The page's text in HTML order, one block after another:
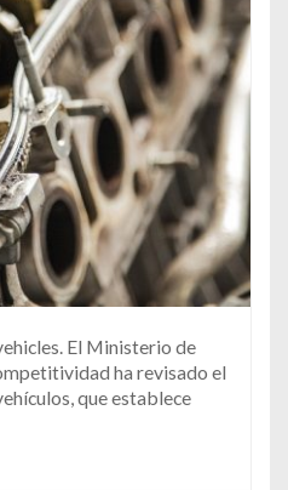
El Ministerio de
ha revisado el
que establece